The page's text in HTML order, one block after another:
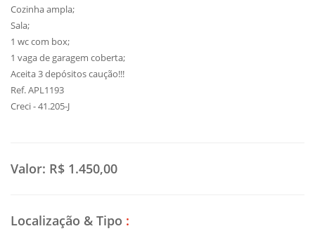
Cozinha ampla;
Sala;
1 wc com box;
1 vaga de garagem coberta;
Aceita 3 depósitos caução!!!
Ref. APL1193
Creci - 41.205-J
Valor: R$ 1.450,00
Localização & Tipo :